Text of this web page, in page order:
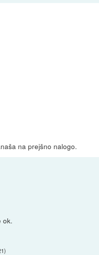
na prejšno nalogo.
ok.
)